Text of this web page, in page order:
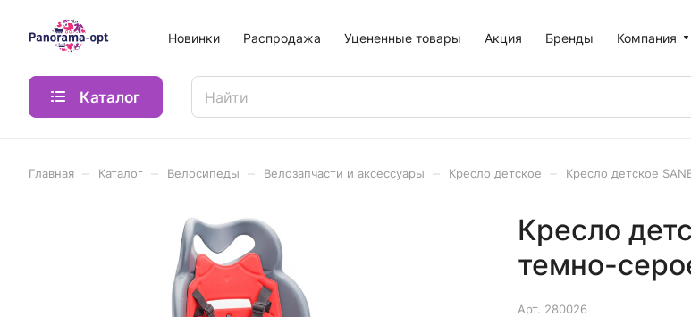
Новинки Распродажа Уцененные товары Акция Бренды Компания
Каталог
Главная Каталог Велосипеды Велозапчасти и аксессуары Кресло детское Кресло детское
Кресло
темно-
Арт. 280026